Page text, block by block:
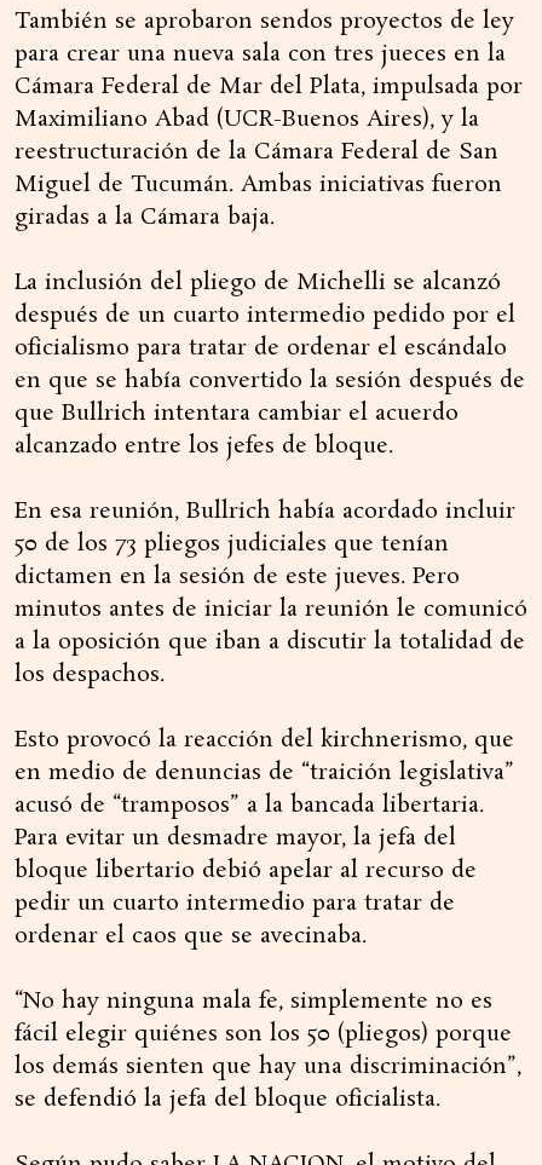
También se aprobaron sendos proyectos de ley
para crear una nueva sala con tres jueces en la
Cámara Federal de Mar del Plata, impulsada por
Maximiliano Abad (UCR-Buenos Aires), y la
reestructuración de la Cámara Federal de San
Miguel de Tucumán. Ambas iniciativas fueron
giradas a la Cámara baja.
La inclusión del pliego de Michelli se alcanzó
después de un cuarto intermedio pedido por el
oficialismo para tratar de ordenar el escándalo
en que se había convertido la sesión después de
que Bullrich intentara cambiar el acuerdo
alcanzado entre los jefes de bloque.
En esa reunión, Bullrich había acordado incluir
50 de los 73 pliegos judiciales que tenían
dictamen en la sesión de este jueves. Pero
minutos antes de iniciar la reunión le comunicó
a la oposición que iban a discutir la totalidad de
los despachos.
Esto provocó la reacción del kirchnerismo, que
en medio de denuncias de “traición legislativa”
acusó de “tramposos” a la bancada libertaria.
Para evitar un desmadre mayor, la jefa del
bloque libertario debió apelar al recurso de
pedir un cuarto intermedio para tratar de
ordenar el caos que se avecinaba.
“No hay ninguna mala fe, simplemente no es
fácil elegir quiénes son los 50 (pliegos) porque
los demás sienten que hay una discriminación”,
se defendió la jefa del bloque oficialista.